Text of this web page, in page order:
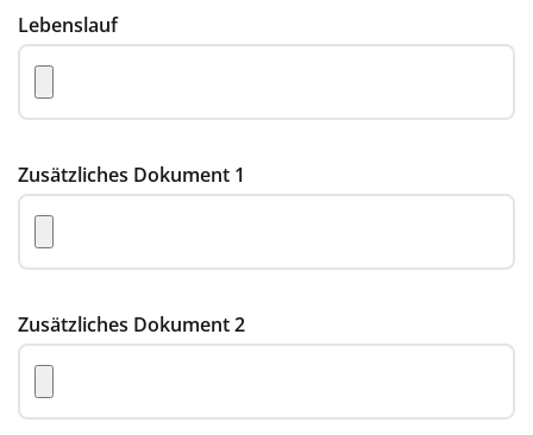
Lebenslauf
Zusätzliches Dokument 1
Zusätzliches Dokument 2